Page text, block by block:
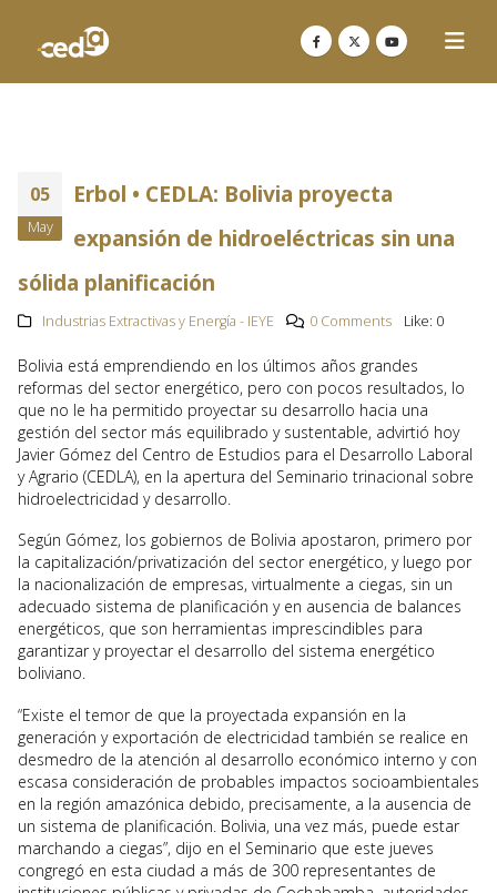
05
May
Erbol • CEDLA: Bolivia proyecta
expansión de hidroeléctricas sin una
sólida planificación
Industrias Extractivas y Energía - IEYE 0 Comments Like: 0
Bolivia está emprendiendo en los últimos años grandes
reformas del sector energético, pero con pocos resultados, lo
que no le ha permitido proyectar su desarrollo hacia una
gestión del sector más equilibrado y sustentable, advirtió hoy
Javier Gómez del Centro de Estudios para el Desarrollo Laboral
y Agrario (CEDLA), en la apertura del Seminario trinacional sobre
hidroelectricidad y desarrollo.
Según Gómez, los gobiernos de Bolivia apostaron, primero por
la capitalización/privatización del sector energético, y luego por
la nacionalización de empresas, virtualmente a ciegas, sin un
adecuado sistema de planificación y en ausencia de balances
energéticos, que son herramientas imprescindibles para
garantizar y proyectar el desarrollo del sistema energético
boliviano.
“Existe el temor de que la proyectada expansión en la
generación y exportación de electricidad también se realice en
desmedro de la atención al desarrollo económico interno y con
escasa consideración de probables impactos socioambientales
en la región amazónica debido, precisamente, a la ausencia de
un sistema de planificación. Bolivia, una vez más, puede estar
marchando a ciegas”, dijo en el Seminario que este jueves
congregó en esta ciudad a más de 300 representantes de